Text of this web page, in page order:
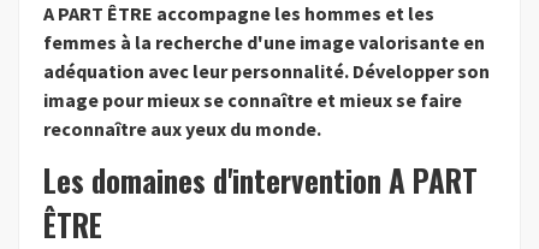
A PART ÊTRE accompagne les hommes et les
femmes à la recherche d'une image valorisante en
adéquation avec leur personnalité. Développer son
image pour mieux se connaître et mieux se faire
reconnaître aux yeux du monde.
Les domaines d'intervention A PART
ÊTRE